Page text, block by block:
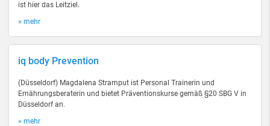
ist hier das Leitziel.
» mehr
iq body Prevention
(Düsseldorf) Magdalena Stramput ist Personal Trainerin und
Ernährungsberaterin und bietet Präventionskurse gemäß §20 SBG V in
Düsseldorf an.
» mehr